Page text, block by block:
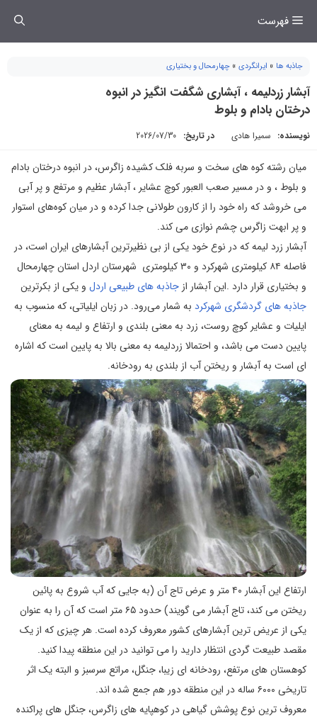
فهرست
جاذبه ها » ایرانگردی » چهارمحال و بختیاری
آبشار زردلیمه ، آبشاری شگفت انگیز در انبوه
درختان بادام و بلوط
نویسنده: سمیرا هادی در تاریخ: 2026/07/30
میان رشته کوه های سخت و سربه فلک کشیده زاگرس، در انبوه درختان بادام
و بلوط ، و در مسیر صعب العبور کوچ عشایر ، آبشار عظیم و مرتفع و پر آبی
می خروشد که راه خود را از کارون طولانی جدا کرده و در میان کوه‌های استوار
و پر ابهت زاگرس چشم نوازی می کند.
آبشار زرد لیمه که در نوع خود یکی از بی نظیرترین آبشارهای ایران است، در
فاصله ۸۴ کیلومتری شهرکرد و ۳۰ کیلومتری شهرستان اردل استان چهارمحال
و بختیاری قرار دارد .این آبشار از جاذبه های طبیعی اردل و یکی از بکرترین
جاذبه های گردشگری شهرکرد به شمار می‌رود. در زبان ایلیاتی، که منسوب به
ایلیات و عشایر کوچ روست، زرد به معنی بلندی و ارتفاع و لیمه به معنای
پایین دست می باشد، و احتمالا زردلیمه به معنی بالا به پایین است که اشاره
ای است به آبشار و ریختن آب از بلندی به رودخانه.
ارتفاع این آبشار ۴۰ متر و عرض تاج آن (به جایی که آب شروع به پائین
ریختن می کند، تاج آبشار می گویند) حدود ۶۵ متر است که آن را به عنوان
یکی از عریض ترین آبشارهای کشور معروف کرده است. هر چیزی که از یک
مقصد طبیعت گردی انتظار دارید را می توانید در این منطقه پیدا کنید.
کوهستان های مرتفع، رودخانه ای زیبا، جنگل، مراتع سرسبز و البته یک اثر
تاریخی ۶۰۰۰ ساله در این منطقه دور هم جمع شده اند.
معروف ترین نوع پوشش گیاهی در کوهپایه های زاگرس، جنگل های پراکنده